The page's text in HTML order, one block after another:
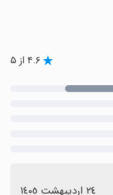
۴.۶ از ۵
٢٤ اردیبهشت ١٤٠٥